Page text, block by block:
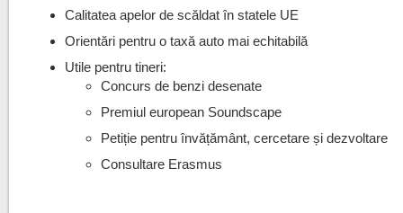
Calitatea apelor de scăldat în statele UE
Orientări pentru o taxă auto mai echitabilă
Utile pentru tineri:
Concurs de benzi desenate
Premiul european Soundscape
Petiție pentru învățământ, cercetare și dezvoltare
Consultare Erasmus